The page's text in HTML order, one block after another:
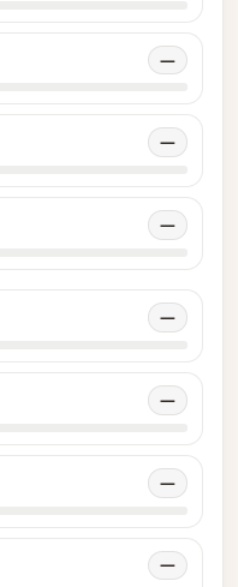
—
—
—
—
—
—
—